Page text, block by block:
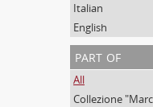
Italian
English
part of
All
Collezione